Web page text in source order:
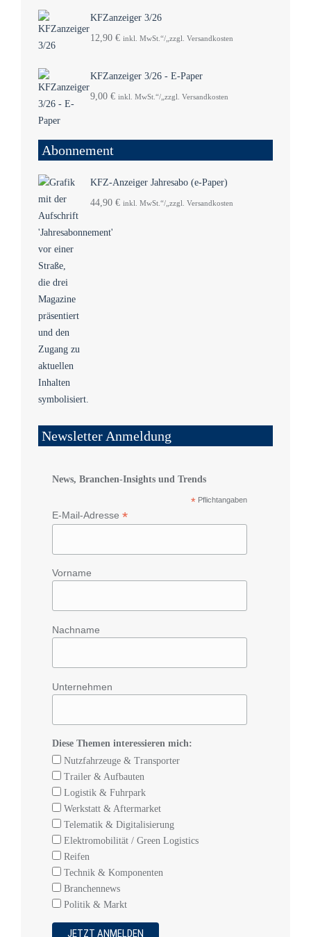
KFZanzeiger 3/26
12,90 € inkl. MwSt.“/„zzgl. Versandkosten
KFZanzeiger 3/26 - E-Paper
9,00 € inkl. MwSt.“/„zzgl. Versandkosten
Abonnement
KFZ-Anzeiger Jahresabo (e-Paper)
44,90 € inkl. MwSt.“/„zzgl. Versandkosten
Newsletter Anmeldung
News, Branchen-Insights und Trends
* Pflichtangaben
E-Mail-Adresse *
Vorname
Nachname
Unternehmen
Diese Themen interessieren mich:
Nutzfahrzeuge & Transporter
Trailer & Aufbauten
Logistik & Fuhrpark
Werkstatt & Aftermarket
Telematik & Digitalisierung
Elektromobilität / Green Logistics
Reifen
Technik & Komponenten
Branchennews
Politik & Markt